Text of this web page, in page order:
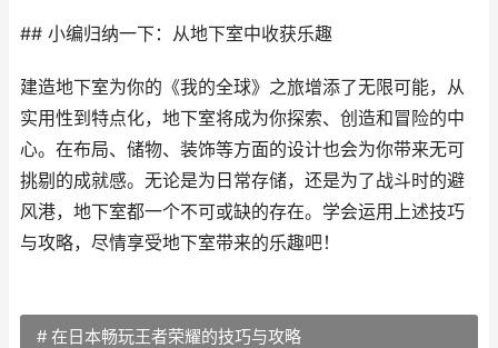
## 小编归纳一下：从地下室中收获乐趣
建造地下室为你的《我的全球》之旅增添了无限可能，从
实用性到特点化，地下室将成为你探索、创造和冒险的中
心。在布局、储物、装饰等方面的设计也会为你带来无可
挑剔的成就感。无论是为日常存储，还是为了战斗时的避
风港，地下室都一个不可或缺的存在。学会运用上述技巧
与攻略，尽情享受地下室带来的乐趣吧！
# 在日本畅玩王者荣耀的技巧与攻略